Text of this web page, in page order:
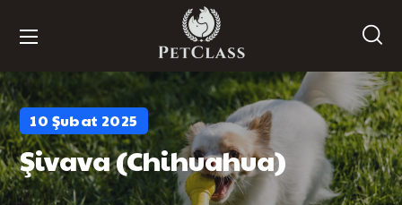
10 Şubat 2025
Şivava (Chihuahua)